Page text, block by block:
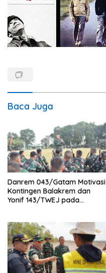
Baca Juga
Danrem 043/Gatam Motivasi
Kontingen Balakrem dan
Yonif 143/TWEJ pada